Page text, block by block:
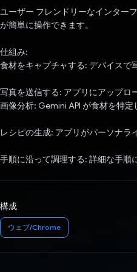
ユーザー フレンドリーなインター
が簡単に操作できます。
仕組み:
食材をキャプチャする: デバイスで
写真を送信する: アプリにアップロ
画像分析: Gemini API が食材を特定
レシピの生成: アプリがパーソナラ
手順に沿って調理する: 詳細な手順
構成
ウェブ/Chrome